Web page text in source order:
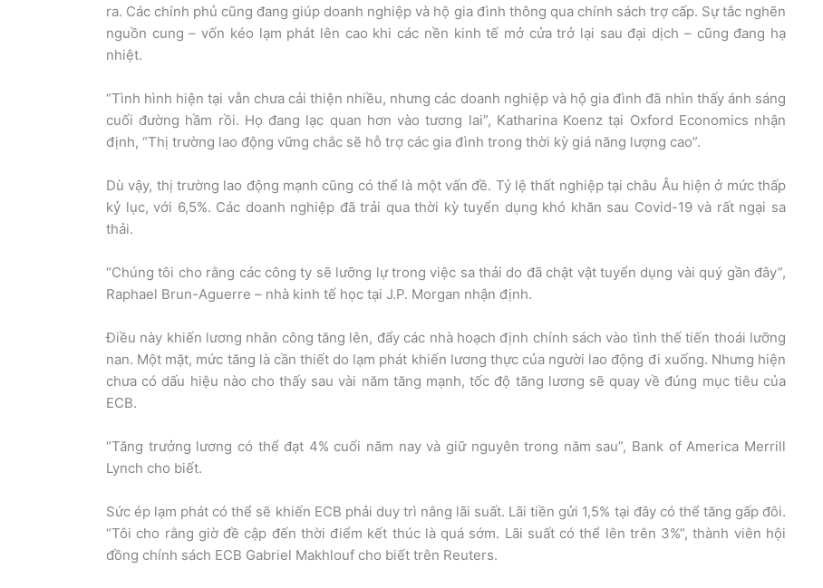
ra. Các chính phủ cũng đang giúp doanh nghiệp và hộ gia đình thông qua chính sách trợ cấp. Sự tắc nghẽn
nguồn cung – vốn kéo lạm phát lên cao khi các nền kinh tế mở cửa trở lại sau đại dịch – cũng đang hạ
nhiệt.
“Tình hình hiện tại vẫn chưa cải thiện nhiều, nhưng các doanh nghiệp và hộ gia đình đã nhìn thấy ánh sáng
cuối đường hầm rồi. Họ đang lạc quan hơn vào tương lai”, Katharina Koenz tại Oxford Economics nhận
định, “Thị trường lao động vững chắc sẽ hỗ trợ các gia đình trong thời kỳ giá năng lượng cao”.
Dù vậy, thị trường lao động mạnh cũng có thể là một vấn đề. Tỷ lệ thất nghiệp tại châu Âu hiện ở mức thấp
kỷ lục, với 6,5%. Các doanh nghiệp đã trải qua thời kỳ tuyển dụng khó khăn sau Covid-19 và rất ngại sa
thải.
“Chúng tôi cho rằng các công ty sẽ lưỡng lự trong việc sa thải do đã chật vật tuyển dụng vài quý gần đây”,
Raphael Brun-Aguerre – nhà kinh tế học tại J.P. Morgan nhận định.
Điều này khiến lương nhân công tăng lên, đẩy các nhà hoạch định chính sách vào tình thế tiến thoái lưỡng
nan. Một mặt, mức tăng là cần thiết do lạm phát khiến lương thực của người lao động đi xuống. Nhưng hiện
chưa có dấu hiệu nào cho thấy sau vài năm tăng mạnh, tốc độ tăng lương sẽ quay về đúng mục tiêu của
ECB.
“Tăng trưởng lương có thể đạt 4% cuối năm nay và giữ nguyên trong năm sau”, Bank of America Merrill
Lynch cho biết.
Sức ép lạm phát có thể sẽ khiến ECB phải duy trì nâng lãi suất. Lãi tiền gửi 1,5% tại đây có thể tăng gấp đôi.
“Tôi cho rằng giờ đề cập đến thời điểm kết thúc là quá sớm. Lãi suất có thể lên trên 3%”, thành viên hội
đồng chính sách ECB Gabriel Makhlouf cho biết trên Reuters.